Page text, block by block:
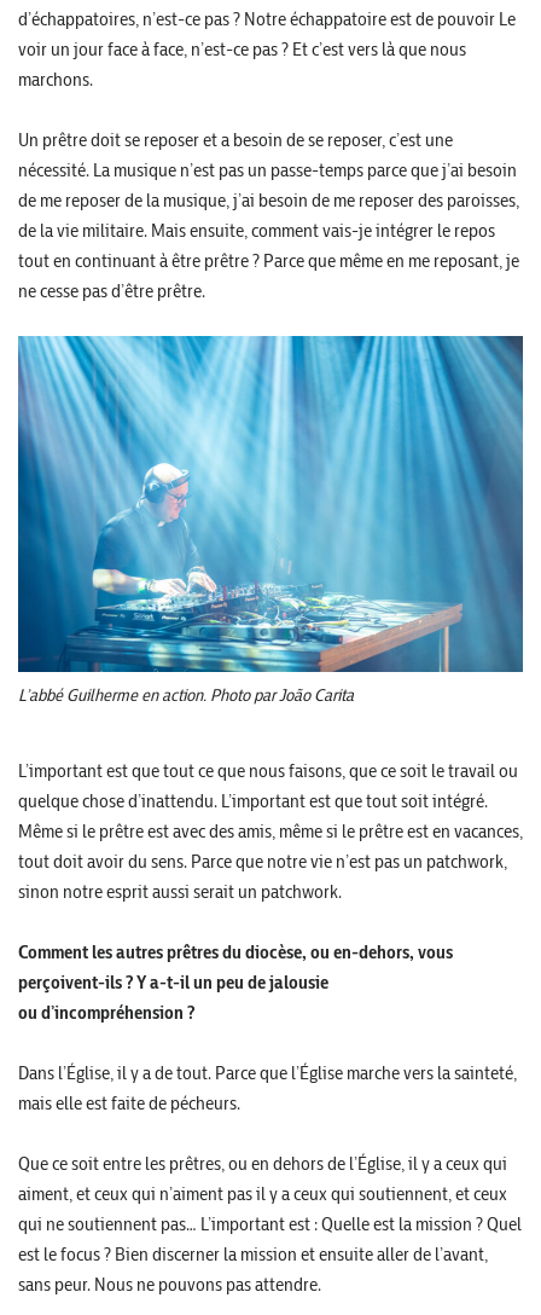
d’échappatoires, n’est-ce pas ? Notre échappatoire est de pouvoir Le
voir un jour face à face, n’est-ce pas ? Et c’est vers là que nous
marchons.
Un prêtre doit se reposer et a besoin de se reposer, c’est une
nécessité. La musique n’est pas un passe-temps parce que j’ai besoin
de me reposer de la musique, j’ai besoin de me reposer des paroisses,
de la vie militaire. Mais ensuite, comment vais-je intégrer le repos
tout en continuant à être prêtre ? Parce que même en me reposant, je
ne cesse pas d’être prêtre.
L’abbé Guilherme en action. Photo par João Carita
L’important est que tout ce que nous faisons, que ce soit le travail ou
quelque chose d’inattendu. L’important est que tout soit intégré.
Même si le prêtre est avec des amis, même si le prêtre est en vacances,
tout doit avoir du sens. Parce que notre vie n’est pas un patchwork,
sinon notre esprit aussi serait un patchwork.
Comment les autres prêtres du diocèse, ou en-dehors, vous
perçoivent-ils ? Y a-t-il un peu de jalousie
ou d’incompréhension ?
Dans l’Église, il y a de tout. Parce que l’Église marche vers la sainteté,
mais elle est faite de pécheurs.
Que ce soit entre les prêtres, ou en dehors de l’Église, il y a ceux qui
aiment, et ceux qui n’aiment pas il y a ceux qui soutiennent, et ceux
qui ne soutiennent pas… L’important est : Quelle est la mission ? Quel
est le focus ? Bien discerner la mission et ensuite aller de l’avant,
sans peur. Nous ne pouvons pas attendre.